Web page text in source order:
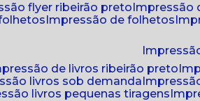
flyer ribeirão preto impressão
impressão de folhetos
de livros ribeirão preto
livros sob demanda
livros pequenas tiragens